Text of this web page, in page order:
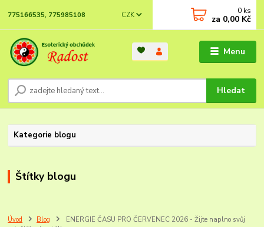
Menu
CZK
Hledat
775166535, 775985108 0 ks
za 0,00 Kč
Kategorie blogu
Štítky blogu
Úvod Blog
ENERGIE ČASU PRO ČERVENEC 2026 - Žijte naplno svůj